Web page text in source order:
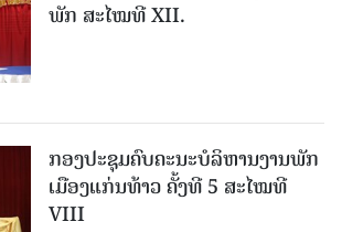
ພັກ ສະໄໝທີ XII.
ກອງປະຊຸມຄົບຄະນະບໍລິຫານງານພັກ
ເມືອງແກ່ນ​ທ້າວ ຄັ້ງທີ 5 ສະໄໝທີ
VIII